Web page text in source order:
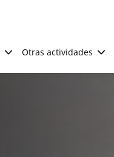
Otras actividades